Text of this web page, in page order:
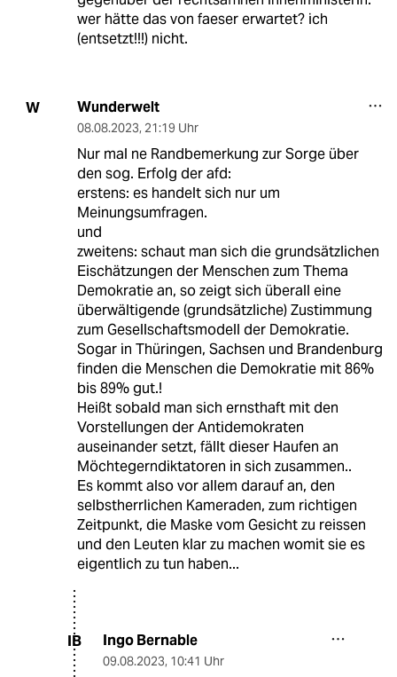
wer hätte das von faeser erwartet? ich
(entsetzt!!!) nicht.
W Wunderwelt
08.08.2023, 21:19 Uhr
Nur mal ne Randbemerkung zur Sorge über
den sog. Erfolg der afd:
erstens: es handelt sich nur um
Meinungsumfragen.
und
zweitens: schaut man sich die grundsätzlichen
Eischätzungen der Menschen zum Thema
Demokratie an, so zeigt sich überall eine
überwältigende (grundsätzliche) Zustimmung
zum Gesellschaftsmodell der Demokratie.
Sogar in Thüringen, Sachsen und Brandenburg
finden die Menschen die Demokratie mit 86%
bis 89% gut.!
Heißt sobald man sich ernsthaft mit den
Vorstellungen der Antidemokraten
auseinander setzt, fällt dieser Haufen an
Möchtegerndiktatoren in sich zusammen..
Es kommt also vor allem darauf an, den
selbstherrlichen Kameraden, zum richtigen
Zeitpunkt, die Maske vom Gesicht zu reissen
und den Leuten klar zu machen womit sie es
eigentlich zu tun haben...
IB Ingo Bernable
09.08.2023, 10:41 Uhr